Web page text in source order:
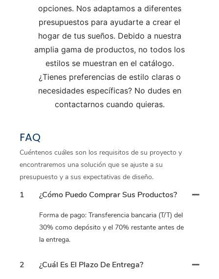
opciones. Nos adaptamos a diferentes
presupuestos para ayudarte a crear el
hogar de tus sueños. Debido a nuestra
amplia gama de productos, no todos los
estilos se muestran en el catálogo.
¿Tienes preferencias de estilo claras o
necesidades específicas? No dudes en
contactarnos cuando quieras.
FAQ
Cuéntenos cuáles son los requisitos de su proyecto y
encontraremos una solución que se ajuste a su
presupuesto y a sus expectativas de diseño.
1 ¿Cómo Puedo Comprar Sus Productos?
Forma de pago: Transferencia bancaria (T/T) del
30% como depósito y el 70% restante antes de
la entrega.
2 ¿Cuál Es El Plazo De Entrega?